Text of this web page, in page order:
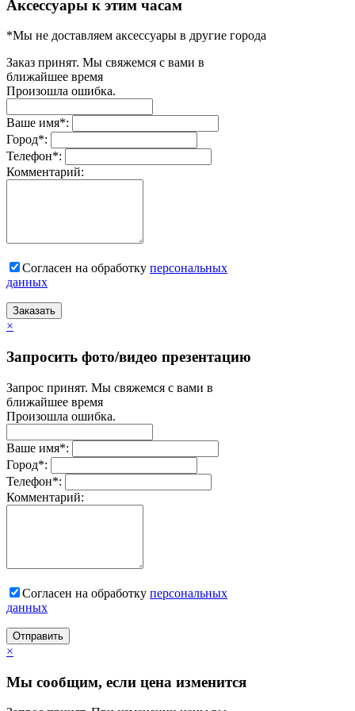
Аксессуары к этим часам
*Мы не доставляем аксессуары в другие города
Заказ принят. Мы свяжемся с вами в
ближайшее время
Произошла ошибка.
Ваше имя*:
Город*:
Телефон*:
Комментарий:
Согласен на обработку персональныx
данных
Заказать
×
Запросить фото/видео презентацию
Запрос принят. Мы свяжемся с вами в
ближайшее время
Произошла ошибка.
Ваше имя*:
Город*:
Телефон*:
Комментарий:
Согласен на обработку персональныx
данных
Отправить
×
Мы сообщим, если цена изменится